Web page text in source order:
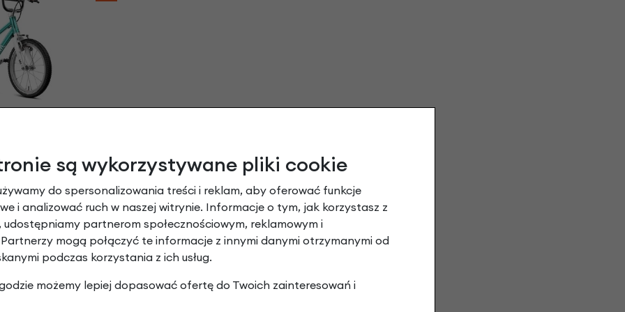
zł są wykorzystywane pliki cookie
do spersonalizowania treści i reklam, aby oferować funkcje
i analizować ruch w naszej witrynie. Informacje o tym, jak korzystasz z
udostępniamy partnerom społecznościowym, reklamowym i
mogą połączyć te informacje z innymi danymi otrzymanymi od
podczas korzystania z ich usług.
możemy lepiej dopasować ofertę do Twoich zainteresowań i